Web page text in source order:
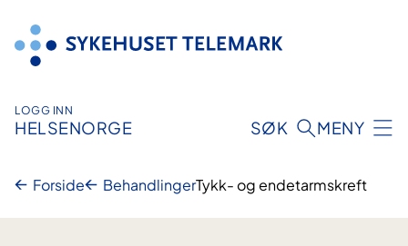
innhold
LOGG INN
HELSENORGE SØK MENY
Forside BehandlingerTykk- og endetarmskreft